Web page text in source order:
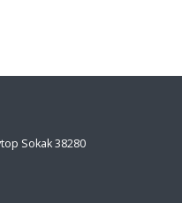
Sokak 38280